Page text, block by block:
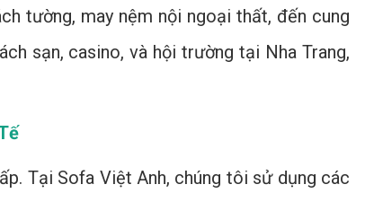
tường, may nệm nội ngoại thất, đến cung
sạn, casino, và hội trường tại Nha Trang,
Tại Sofa Việt Anh, chúng tôi sử dụng các